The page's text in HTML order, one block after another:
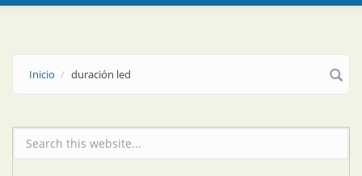
Inicio duración led
Formulario de búsqueda